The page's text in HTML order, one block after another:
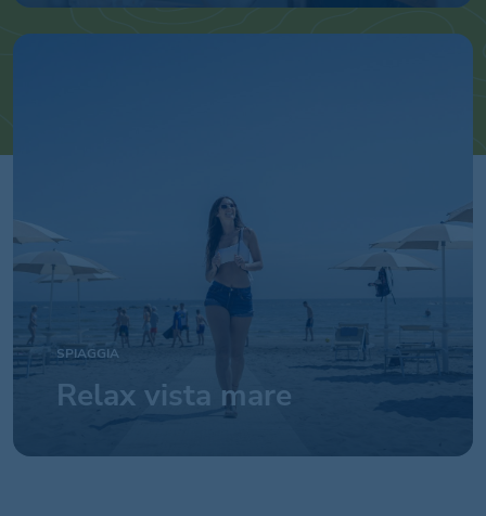
SPIAGGIA
Relax vista mare